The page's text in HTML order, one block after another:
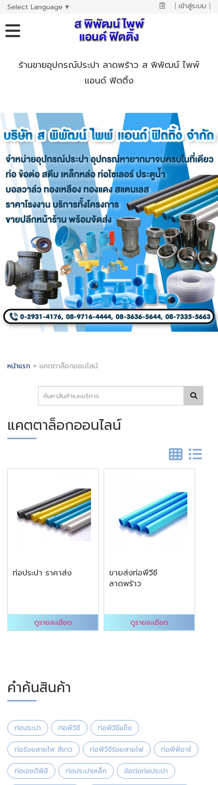
Select Language ▼ | เข้าสู่ระบบ |
ร้านขายอุปกรณ์ประปา ลาดพร้าว ส พิพัฒน์ ไพพ์
แอนด์ ฟิตติ้ง
หน้าแรก » แคตตาล็อกออนไลน์
แคตตาล็อกออนไลน์
ท่อประปา ราคาส่ง
ดูรายละเอียด
ขายส่งท่อพีวีซี
ลาดพร้าว
ดูรายละเอียด
คำค้นสินค้า
ท่อประปา ท่อพีวีซี ท่อพีวีซีแข็ง
ท่อร้อยสายไฟ สีขาว ท่อพีวีซีร้อยสายไฟ ท่อพีพีอาร์
ท่อเอชดีพีอี ท่อประปาเหล็ก ข้อต่อท่อประปา